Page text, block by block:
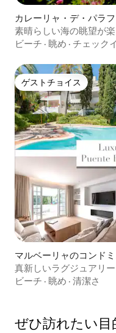
カレーリャ・デ・パラ
ドミニアム
素晴らしい海の眺望が
リャフラン、Wi-Fi
ビーチ · 眺め · チェック
ゲストチョイス
ゲストチョイス
マルベーリャのコンド
真新しいラグジュアリ
ビーチ · 眺め · 清潔さ
ぜひ訪⁠れ⁠た⁠い目⁠